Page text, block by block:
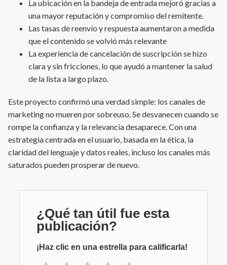
La ubicación en la bandeja de entrada mejoró gracias a
una mayor reputación y compromiso del remitente.
Las tasas de reenvío y respuesta aumentaron a medida
que el contenido se volvió más relevante
La experiencia de cancelación de suscripción se hizo
clara y sin fricciones, lo que ayudó a mantener la salud
de la lista a largo plazo.
Este proyecto confirmó una verdad simple: los canales de
marketing no mueren por sobreuso. Se desvanecen cuando se
rompe la confianza y la relevancia desaparece. Con una
estrategia centrada en el usuario, basada en la ética, la
claridad del lenguaje y datos reales, incluso los canales más
saturados pueden prosperar de nuevo.
¿Qué tan útil fue esta
publicación?
¡Haz clic en una estrella para calificarla!